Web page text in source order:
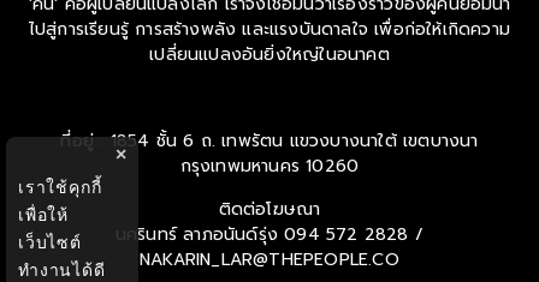
ไปสู่การเรียนรู้ การสร้างพลัง และแรงบันดาลใจ เพื่อก่อให้เกิดความ
เปลี่ยนแปลงอันยิ่งใหญ่ในอนาคต
ที่อยู่ : 1854 ชั้น 6 ถ. เทพรัตน แขวงบางนาใต้ เขตบางนา
กรุงเทพมหานคร 10260
ติดต่อโฆษณา
นครินทร์ ลาภอนันด์รุ่ง 094 572 2828 /
NAKARIN_LAR@THEPEOPLE.CO
×
เราใช้คุกกี้
เพื่อให้
เว็บไซต์
ทำงานได้ดี